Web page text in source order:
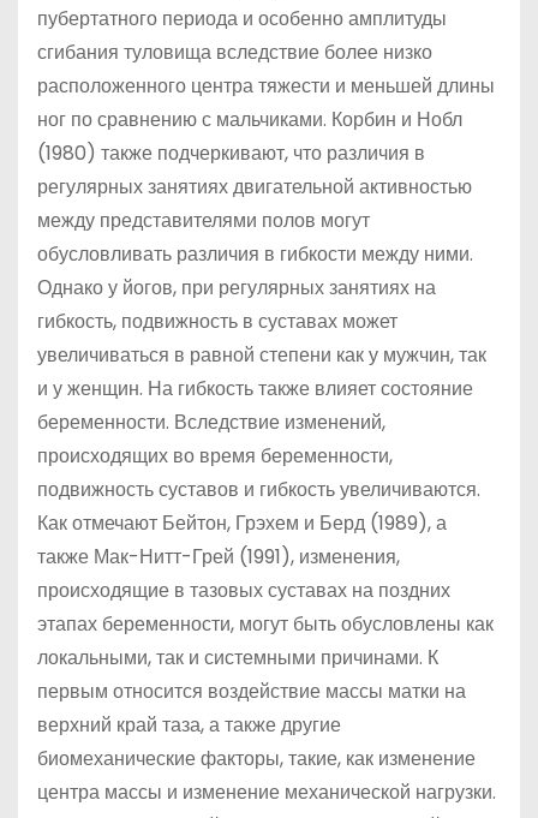
пубертатного периода и особенно амплитуды
сгибания туловища вследствие более низко
расположенного центра тяжести и меньшей длины
ног по сравнению с мальчиками. Корбин и Нобл
(1980) также подчеркивают, что различия в
регулярных занятиях двигательной активностью
между представителями полов могут
обусловливать различия в гибкости между ними.
Однако у йогов, при регулярных занятиях на
гибкость, подвижность в суставах может
увеличиваться в равной степени как у мужчин, так
и у женщин. На гибкость также влияет состояние
беременности. Вследствие изменений,
происходящих во время беременности,
подвижность суставов и гибкость увеличиваются.
Как отмечают Бейтон, Грэхем и Берд (1989), а
также Мак-Нитт-Грей (1991), изменения,
происходящие в тазовых суставах на поздних
этапах беременности, могут быть обусловлены как
локальными, так и системными причинами. К
первым относится воздействие массы матки на
верхний край таза, а также другие
биомеханические факторы, такие, как изменение
центра массы и изменение механической нагрузки.